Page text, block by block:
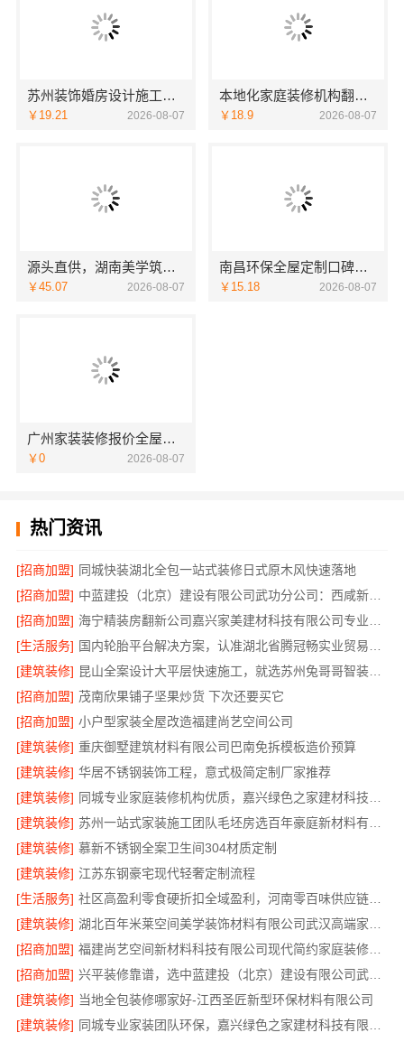
苏州装饰婚房设计施工一体化，苏州兔哥哥智装新材料有限公司专业打造
￥19.21 2026-08-07
本地化家庭装修机构翻新，嘉兴绿色之家建材科技有限公司
￥18.9 2026-08-07
源头直供，湖南美学筑家建材有限公司别墅装修精选
￥45.07 2026-08-07
南昌环保全屋定制口碑，江西尚宅尚品新型环保材料有限公司
￥15.18 2026-08-07
广州家装装修报价全屋装修？精匠饰家透明省心
￥0 2026-08-07
热门资讯
[招商加盟] 同城快装湖北全包一站式装修日式原木风快速落地
[招商加盟]
中蓝建投（北京）建设有限公司武功分公司：西咸新区全包装修报价
[招商加盟]
[生活服务]
[建筑装修]
昆山全案设计大平层快速施工，就选苏州兔哥哥智装新材料有限公司
[招商加盟] 茂南欣果铺子坚果炒货 下次还要买它
[招商加盟] 小户型家装全屋改造福建尚艺空间公司
[建筑装修] 重庆御墅建筑材料有限公司巴南免拆模板造价预算
[建筑装修] 华居不锈钢装饰工程，意式极简定制厂家推荐
[建筑装修]
[建筑装修]
[建筑装修] 慕新不锈钢全案卫生间304材质定制
[建筑装修] 江苏东钢豪宅现代轻奢定制流程
[生活服务]
社区高盈利零食硬折扣全域盈利，河南零百味供应链有限公司
[建筑装修]
[招商加盟]
福建尚艺空间新材料科技有限公司现代简约家庭装修免费设计整体落地
[招商加盟]
兴平装修靠谱，选中蓝建投（北京）建设有限公司武功分公司
[建筑装修] 当地全包装修哪家好-江西圣匠新型环保材料有限公司
[建筑装修]